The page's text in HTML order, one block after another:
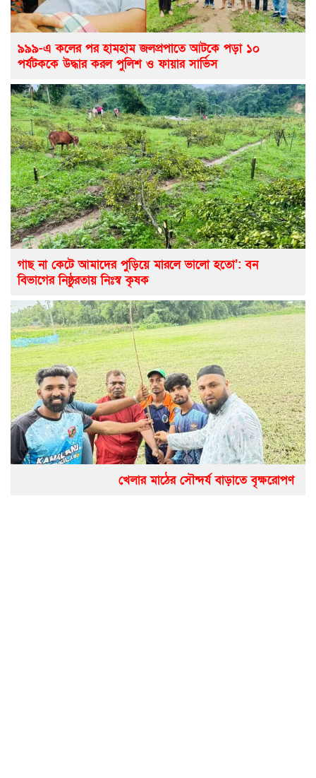
৯৯৯-এ কলের পর হামহাম জলপ্রপাতে আটকে পড়া ১০
পর্যটককে উদ্ধার করল পুলিশ ও ফায়ার সার্ভিস
গাছ না কেটে আমাদের পুড়িয়ে মারলে ভালো হতো’: বন
বিভাগের নিষ্ঠুরতায় নিঃস্ব কৃষক
খেলার মাঠের সৌন্দর্য বাড়াতে বৃক্ষরোপণ